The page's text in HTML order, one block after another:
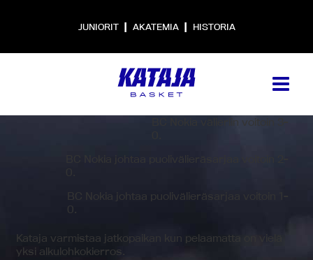
JUNIORIT | AKATEMIA | HISTORIA
BC Nokia välieriin voitoin 3-
BC Nokia johtaa puolivälieräsarjaa voitoin 1-
0.
Kataja varmistaa jatkopaikan kun pelaamatta on vielä
yksi alkulohkokierros.